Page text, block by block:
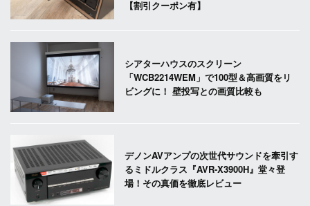
【割引クーポン有】
シアターハウスのスクリーン
「WCB2214WEM」で100型＆高画質をリ
ビングに！ 壁投写との画質比較も
デノンAVアンプの次世代サウンドを牽引す
るミドルクラス『AVR-X3900H』堂々登
場！その真価を徹底レビュー